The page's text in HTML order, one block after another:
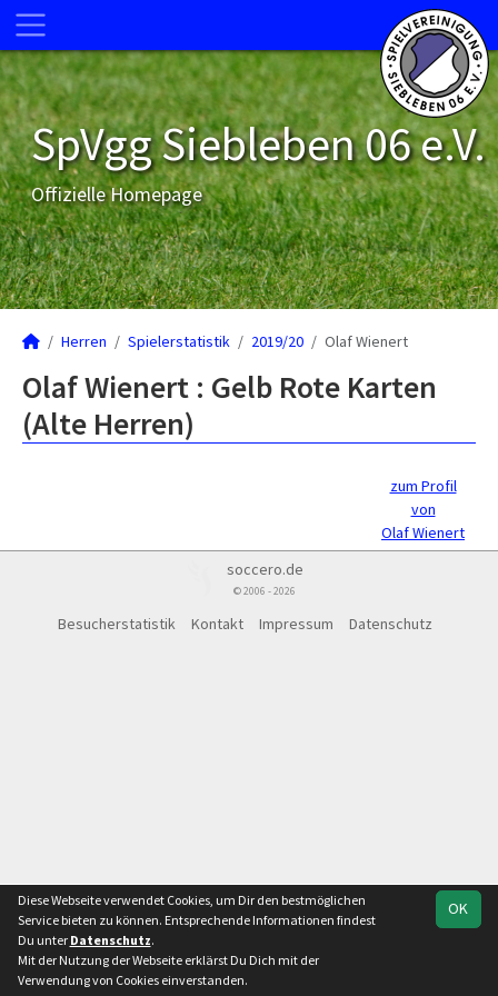
SpVgg Siebleben 06 e.V.
Offizielle Homepage
Herren Spielerstatistik 2019/20 Olaf Wienert
Olaf Wienert : Gelb Rote Karten
(Alte Herren)
zum Profil
von
Olaf Wienert
soccero.de
© 2006 - 2026
Besucherstatistik Kontakt Impressum Datenschutz
OK
Diese Webseite verwendet Cookies, um Dir den bestmöglichen
Service bieten zu können. Entsprechende Informationen findest
Du unter Datenschutz.
Mit der Nutzung der Webseite erklärst Du Dich mit der
Verwendung von Cookies einverstanden.